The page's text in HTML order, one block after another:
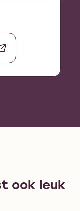
ook leuk